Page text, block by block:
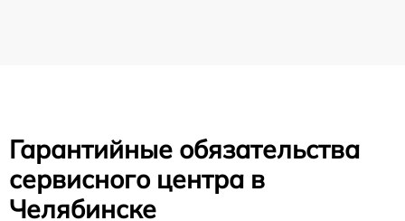
Гарантийные обязательства
сервисного центра в
Челябинске